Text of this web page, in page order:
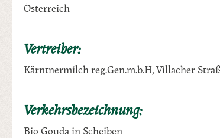
Österreich
Vertreiber:
Kärntnermilch reg.Gen.m.b.H, Villacher
Verkehrsbezeichnung:
Bio Gouda in Scheiben